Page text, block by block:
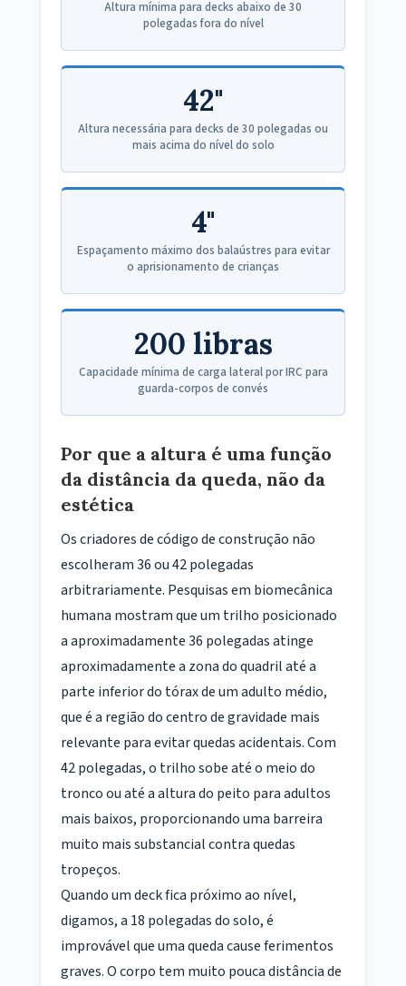
Altura mínima para decks abaixo de 30
polegadas fora do nível
42"
Altura necessária para decks de 30 polegadas ou
mais acima do nível do solo
4"
Espaçamento máximo dos balaústres para evitar
o aprisionamento de crianças
200 libras
Capacidade mínima de carga lateral por IRC para
guarda-corpos de convés
Por que a altura é uma função
da distância da queda, não da
estética
Os criadores de código de construção não
escolheram 36 ou 42 polegadas
arbitrariamente. Pesquisas em biomecânica
humana mostram que um trilho posicionado
a aproximadamente 36 polegadas atinge
aproximadamente a zona do quadril até a
parte inferior do tórax de um adulto médio,
que é a região do centro de gravidade mais
relevante para evitar quedas acidentais. Com
42 polegadas, o trilho sobe até o meio do
tronco ou até a altura do peito para adultos
mais baixos, proporcionando uma barreira
muito mais substancial contra quedas
tropeços.
Quando um deck fica próximo ao nível,
digamos, a 18 polegadas do solo, é
improvável que uma queda cause ferimentos
graves. O corpo tem muito pouca distância de